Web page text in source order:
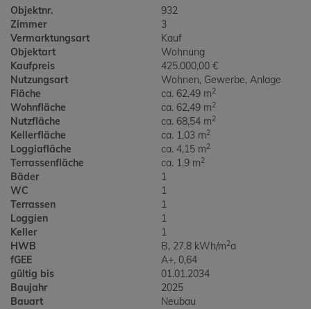
Objektnr.
932
Zimmer
3
Vermarktungsart
Kauf
Objektart
Wohnung
Kaufpreis
425.000,00 €
Nutzungsart
Wohnen Gewerbe Anlage
Fläche
ca. 62,49 m2
Wohnfläche ca. 62,49 m2
Nutzfläche ca. 68,54 m2
Kellerfläche ca. 1,03 m2
Loggiafläche ca. 4,15 m2
Terrassenfläche ca. 1,9 m2
Bäder
1
WC
1
Terrassen
1
Loggien
1
Keller
1
HWB
B, 27.8 kWh/m2a
fGEE
A+, 0,64
gültig bis
01.01.2034
Baujahr
2025
Bauart
Neubau